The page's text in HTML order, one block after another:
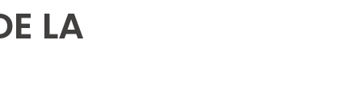
LA